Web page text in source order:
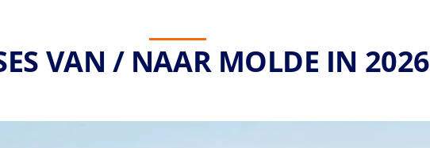
VAN / NAAR MOLDE IN 2026